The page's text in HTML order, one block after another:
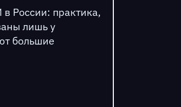
России: практика,
лишь у
большие